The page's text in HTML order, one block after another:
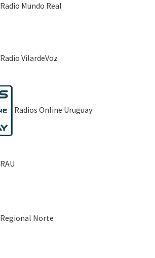
Radio Mundo Real
Radio VilardeVoz
Radios Online Uruguay
RAU
Regional Norte